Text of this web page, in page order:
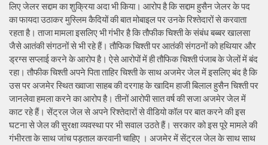
लिए जेलर सद्दाम का शुक्रिया अदा भी किया। आरोप है कि सद्दाम हुसैन जेलर के पद
का फायदा उठाकर मुस्लिम कैदियों की बात मोबाइल पर उनके रिश्तेदारों से करवाता
रहता है। ताजा मामला इसलिए भी गंभीर है कि तौफीक चिश्ती के संबंध बब्बर खालसा
जैसे आतंकी संगठनों से भी रहे हैं। तौफिक चिश्ती पर आतंकी संगठनों को हथियार और
ड्रग्स सप्लाई करने के आरोप है। ऐसे आरोपों में ही तौफिक चिश्ती पंजाब के जेलों में बंद
रहा। तौफीक चिश्ती अपने पिता ताहिर चिश्ती के साथ अजमेर जेल में इसलिए बंद है कि
उस पर अजमेर स्थित ख्वाजा साहब की दरगाह के खादिम हाजी बिलाल हुसैन चिश्ती पर
जानलेवा हमला करने का आरोप है। तीनों आरोपी सात वर्ष की सजा अजमेर जेल में
काट रहे हैं। सेंट्रल जेल से अपने रिश्तेदारों से वीडियो कॉल पर बात करने की इस
घटना से जेल की सुरक्षा व्यवस्था पर भी सवाल उठते हैं। सरकार को इस पूरे मामले की
गंभीरता के साथ जांच पड़ताल करवानी चाहिए । अजमेर में सेंट्रल जेल के साथ साथ